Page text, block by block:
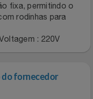
fixa, permitindo o
rodinhas para
: 220V
fornecedor